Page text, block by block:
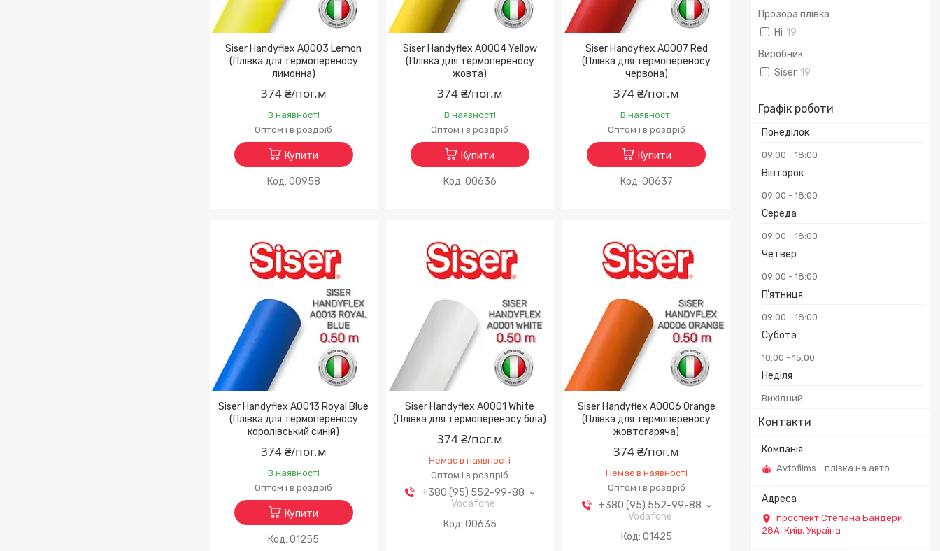
Прозора плівка
Ні 19
Виробник
Siser 19
Графік роботи
Понеділок
09:00 18:00
Вівторок
09:00 18:00
Середа
09:00 18:00
Четвер
09:00 18:00
Пʼятниця
09:00 18:00
Субота
10:00 15:00
Неділя
Вихідний
Контакти
Avtofilms - плівка на авто
проспект Степана Бандери,
28А, Київ, Україна
Siser Handyflex A0003 Lemon
(Плівка для термопереносу
лимонна)
374 ₴/пог.м
В наявності
Оптом і в роздріб
Купити
00958
Siser Handyflex A0004 Yellow
(Плівка для термопереносу
жовта)
374 ₴/пог.м
В наявності
Оптом і в роздріб
Купити
00636
Siser Handyflex A0007 Red
(Плівка для термопереносу
червона)
374 ₴/пог.м
В наявності
Оптом і в роздріб
Купити
00637
Siser Handyflex A0013 Royal Blue
(Плівка для термопереносу
королівський синій)
374 ₴/пог.м
В наявності
Оптом і в роздріб
Купити
01255
Siser Handyflex A0001 White
(Плівка для термопереносу біла)
374 ₴/пог.м
Немає в наявності
Оптом і в роздріб
+380 (95) 552-99-88
Vodafone
00635
Siser Handyflex A0006 Orange
(Плівка для термопереносу
жовтогаряча)
374 ₴/пог.м
Немає в наявності
Оптом і в роздріб
+380 (95) 552-99-88
Vodafone
01425